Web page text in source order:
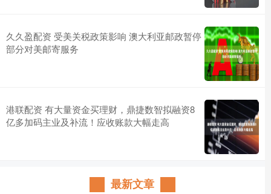
久久盈配资 受美关税政策影响 澳大利亚邮政暂停
部分对美邮寄服务
港联配资 有大量资金买理财，鼎捷数智拟融资8
亿多加码主业及补流！应收账款大幅走高
最新文章